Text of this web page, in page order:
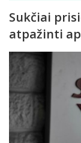
Sukčiai
atpažinti